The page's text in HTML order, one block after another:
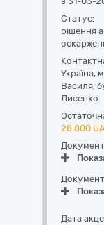
Статус:
рішення
Україна,
Василя,
Лисенко
28 800
Дата